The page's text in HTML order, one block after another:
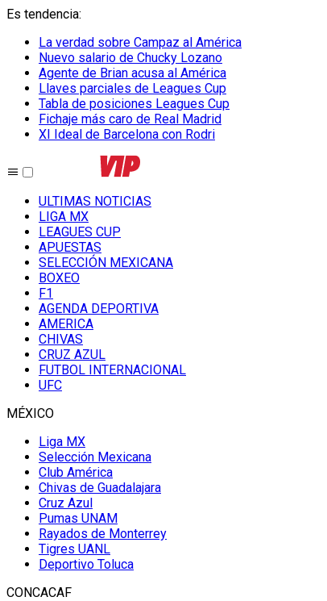
Es tendencia:
La verdad sobre Campaz al América
Nuevo salario de Chucky Lozano
Agente de Brian acusa al América
Llaves parciales de Leagues Cup
Tabla de posiciones Leagues Cup
Fichaje más caro de Real Madrid
XI Ideal de Barcelona con Rodri
ULTIMAS NOTICIAS
LIGA MX
LEAGUES CUP
APUESTAS
SELECCIÓN MEXICANA
BOXEO
F1
AGENDA DEPORTIVA
AMERICA
CHIVAS
CRUZ AZUL
FUTBOL INTERNACIONAL
UFC
MÉXICO
Liga MX
Selección Mexicana
Club América
Chivas de Guadalajara
Cruz Azul
Pumas UNAM
Rayados de Monterrey
Tigres UANL
Deportivo Toluca
CONCACAF